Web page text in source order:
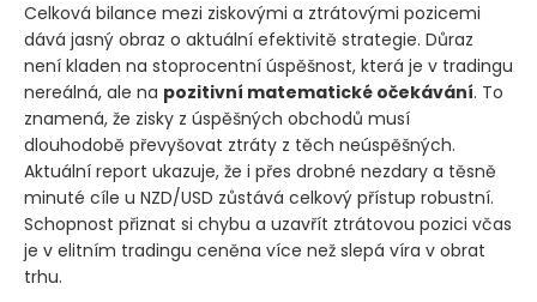
Celková bilance mezi ziskovými a ztrátovými pozicemi
dává jasný obraz o aktuální efektivitě strategie. Důraz
není kladen na stoprocentní úspěšnost, která je v tradingu
nereálná, ale na pozitivní matematické očekávání. To
znamená, že zisky z úspěšných obchodů musí
dlouhodobě převyšovat ztráty z těch neúspěšných.
Aktuální report ukazuje, že i přes drobné nezdary a těsně
minuté cíle u NZD/USD zůstává celkový přístup robustní.
Schopnost přiznat si chybu a uzavřít ztrátovou pozici včas
je v elitním tradingu ceněna více než slepá víra v obrat
trhu.